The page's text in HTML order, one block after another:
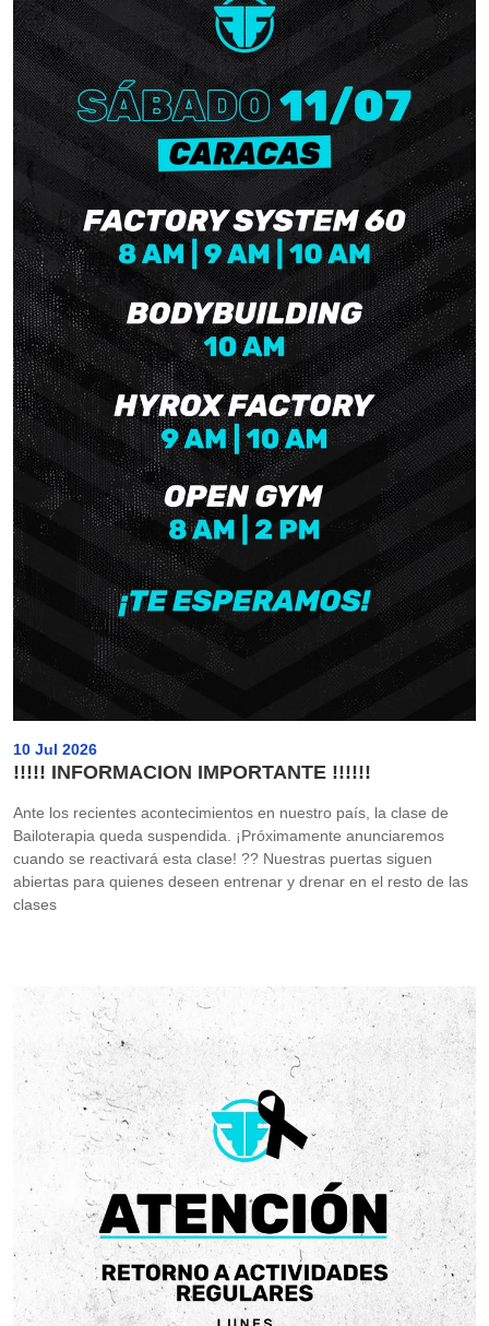
10 Jul 2026
!!!!! INFORMACION IMPORTANTE !!!!!!
Ante los recientes acontecimientos en nuestro país, la clase de
Bailoterapia queda suspendida. ¡Próximamente anunciaremos
cuando se reactivará esta clase! ?? Nuestras puertas siguen
abiertas para quienes deseen entrenar y drenar en el resto de las
clases